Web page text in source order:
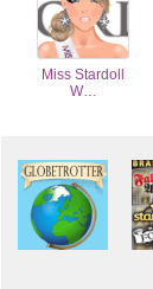
Miss Stardoll
W…